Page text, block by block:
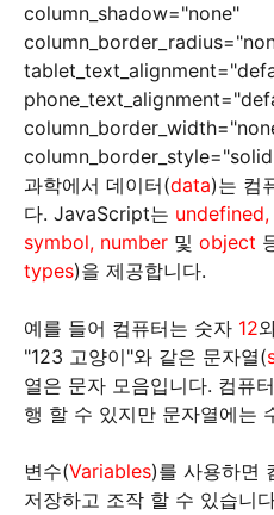
column_shadow="none"
과학에서 데이터(data)는 컴
다. JavaScript는
symbol, number 및 object
types)을 제공합니다.
예를 들어 컴퓨터는 숫자 12
"123 고양이"와 같은 문자열(
열은 문자 모음입니다. 컴퓨
행 할 수 있지만 문자열에는
변수(Variables)를 사용하면
저장하고 조작 할 수 있습니